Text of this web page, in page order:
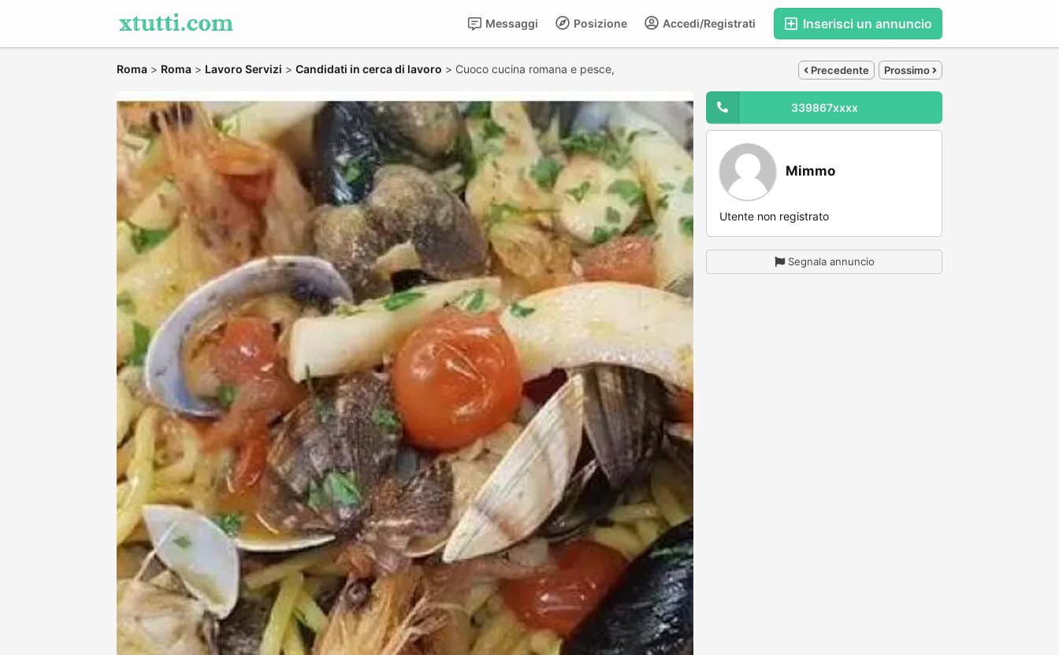
Inserisci un annuncio
Accedi/Registrati
Posizione
Messaggi
Roma > Roma > Lavoro Servizi > Candidati in cerca di lavoro > Cuoco cucina romana e pesce, Precedente Prossimo
339867xxxx
Mimmo
Utente non registrato
Segnala annuncio